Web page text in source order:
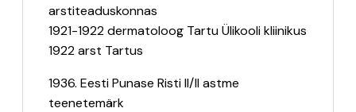
arstiteaduskonnas
1921-1922 dermatoloog Tartu Ülikooli kliinikus
1922 arst Tartus
1936. Eesti Punase Risti II/II astme
teenetemärk